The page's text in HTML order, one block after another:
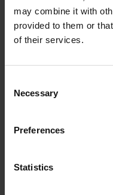
may combine it with
provided to them or
of their services.
Selection
Necessary
Preferences
Statistics